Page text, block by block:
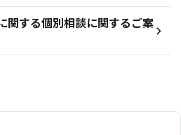
関する個別相談に関するご案